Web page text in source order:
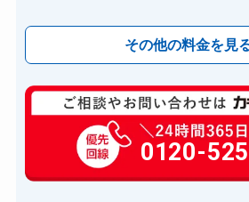
その他の料金を見
玄関カギ修理
玄関カギ交換
車カギ開け
0120-